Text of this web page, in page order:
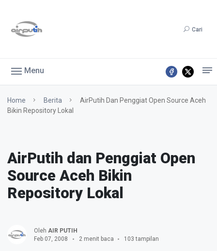
Cari
Menu
Home Berita
AirPutih Dan Penggiat Open Source Aceh
Bikin Repository Lokal
AirPutih dan Penggiat Open
Source Aceh Bikin
Repository Lokal
Oleh AIR PUTIH
Feb 07, 2008
2 menit baca 103 tampilan